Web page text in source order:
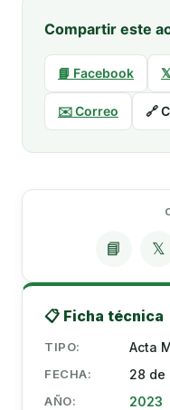
Compartir este
📘 Facebook
✉️ Correo 🔗
📘 𝕏
📋 Ficha técnica
TIPO: Acta
FECHA: 28 de
AÑO: 2023